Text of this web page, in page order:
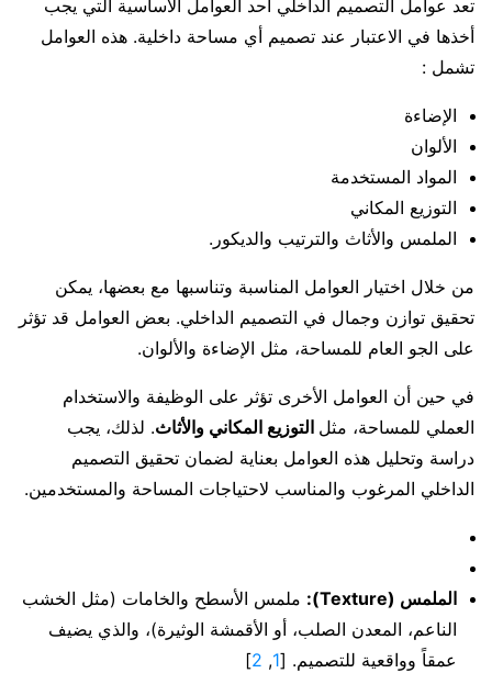
تعد عوامل التصميم الداخلي أحد العوامل الأساسية التي يجب
أخذها في الاعتبار عند تصميم أي مساحة داخلية. هذه العوامل
تشمل :
الإضاءة
الألوان
المواد المستخدمة
التوزيع المكاني
الملمس والأثاث والترتيب والديكور.
من خلال اختيار العوامل المناسبة وتناسبها مع بعضها، يمكن
تحقيق توازن وجمال في التصميم الداخلي. بعض العوامل قد تؤثر
على الجو العام للمساحة، مثل الإضاءة والألوان.
في حين أن العوامل الأخرى تؤثر على الوظيفة والاستخدام
العملي للمساحة، مثل التوزيع المكاني والأثاث. لذلك، يجب
دراسة وتحليل هذه العوامل بعناية لضمان تحقيق التصميم
الداخلي المرغوب والمناسب لاحتياجات المساحة والمستخدمين.
الملمس (Texture):
ملمس الأسطح والخامات (مثل الخشب
الناعم، المعدن الصلب، أو الأقمشة الوثيرة)، والذي يضيف
عمقاً وواقعية للتصميم. [1
,
2
]